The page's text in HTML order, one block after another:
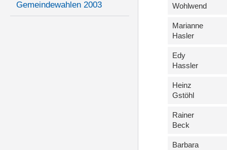
Gemeindewahlen 2003
Wohlwend
Marianne
Hasler
Edy
Hassler
Heinz
Gstöhl
Rainer
Beck
Barbara